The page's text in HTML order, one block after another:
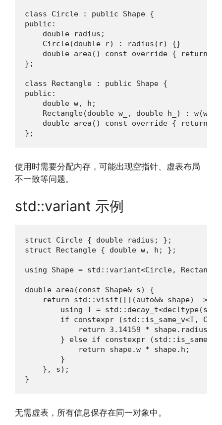
class Circle : public Shape {
public:
    double radius;
    Circle(double r) : radius(r) {}
double area() const override { return
};
class Rectangle : public Shape {
public:
    double w, h;
Rectangle(double w_, double h_) :
double area() const override { return w
};
使用时需要分配内存，可能出现空指针、虚表布局
不一致等问题。
std::variant 示例
struct Circle { double radius; };
struct Rectangle { double w, h; };
using Shape = std::variant<Circle,
double area(const Shape& s) {
return std::visit([](auto&& shape) ->
using T =
if constexpr (std::is_same_v<T,
return 3.14159 * shape.radius *
} else if constexpr
            return shape.w * shape.h;
        }
    }, s);
}
无需虚表，所有信息保存在同一对象中。